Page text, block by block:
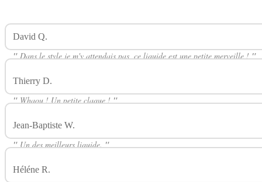
David Q.
" Dans le style je m'y attendais pas, ce liquide est une petite merveille ! "
Thierry D.
" Whaou ! Un petite claque ! "
Jean-Baptiste W.
" Un des meilleurs liquide. "
Héléne R.